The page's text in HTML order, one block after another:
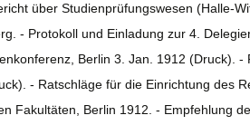
über Studienprüfungswesen (Halle-
- Protokoll und Einladung zur 4.
Berlin 3. Jan. 1912 (Druck).
- Ratschläge für die Einrichtung des
Fakultäten, Berlin 1912. - Empfehlung